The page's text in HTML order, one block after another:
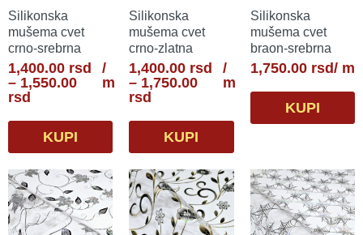
Silikonska
mušema cvet
crno-srebrna
1,400.00 rsd
– 1,550.00
rsd
Raspon
cena:
rsd
do
1,550.00
rsd
/
m
KUPI
Silikonska
mušema cvet
crno-zlatna
1,400.00 rsd
– 1,750.00
rsd
Raspon
cena:
rsd
do
1,750.00
rsd
/
m
KUPI
Silikonska
mušema cvet
braon-srebrna
1,750.00rsd/ m
KUPI